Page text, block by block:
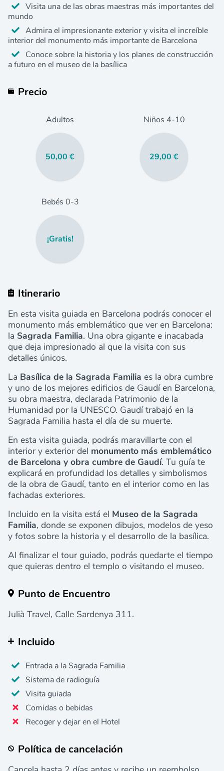
Visita una de las obras maestras más importantes del
mundo
Admira el impresionante exterior y visita el increíble
interior del monumento más importante de Barcelona
Conoce sobre la historia y los planes de construcción
a futuro en el museo de la basílica
Precio
Adultos
50,00 €
Niños 4-10
29,00 €
Bebés 0-3
¡Gratis!
Itinerario
En esta visita guiada en Barcelona podrás conocer el
monumento más emblemático que ver en Barcelona:
la Sagrada Familia. Una obra gigante e inacabada
que deja impresionado al que la visita con sus
detalles únicos.
La Basílica de la Sagrada Familia es la obra cumbre
y uno de los mejores edificios de Gaudí en Barcelona,
su obra maestra, declarada Patrimonio de la
Humanidad por la UNESCO. Gaudí trabajó en la
Sagrada Familia hasta el día de su muerte.
En esta visita guiada, podrás maravillarte con el
interior y exterior del monumento más emblemático
de Barcelona y obra cumbre de Gaudí. Tu guía te
explicará en profundidad los detalles y simbolismos
de la obra de Gaudí, tanto en el interior como en las
fachadas exteriores.
Incluido en la visita está el Museo de la Sagrada
Familia, donde se exponen dibujos, modelos de yeso
y fotos sobre la historia y el desarrollo de la basílica.
Al finalizar el tour guiado, podrás quedarte el tiempo
que quieras dentro el templo o visitando el museo.
Punto de Encuentro
Julià Travel, Calle Sardenya 311.
Incluido
Entrada a la Sagrada Familia
Sistema de radioguía
Visita guiada
Comidas o bebidas
Recoger y dejar en el Hotel
Política de cancelación